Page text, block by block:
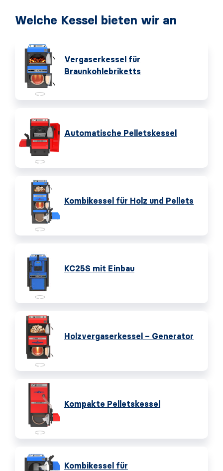
Welche Kessel bieten wir an
Vergaserkessel für
Braunkohlebriketts
Automatische Pelletskessel
Kombikessel für Holz und Pellets
KC25S mit Einbau
Holzvergaserkessel – Generator
Kompakte Pelletskessel
Kombikessel für